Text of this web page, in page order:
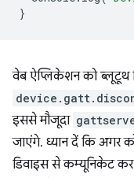
}
वेब ऐप्लिकेशन को ब्लूटूथ
इससे मौजूदा
जाएंगे. ध्यान दें कि अगर
डिवाइस से कम्यूनिकेट कर